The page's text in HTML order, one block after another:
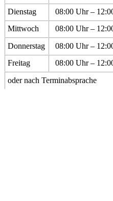
Dienstag
08:00 Uhr –
Mittwoch
08:00 Uhr –
Donnerstag
08:00 Uhr –
Freitag
08:00 Uhr –
oder nach Terminabsprache